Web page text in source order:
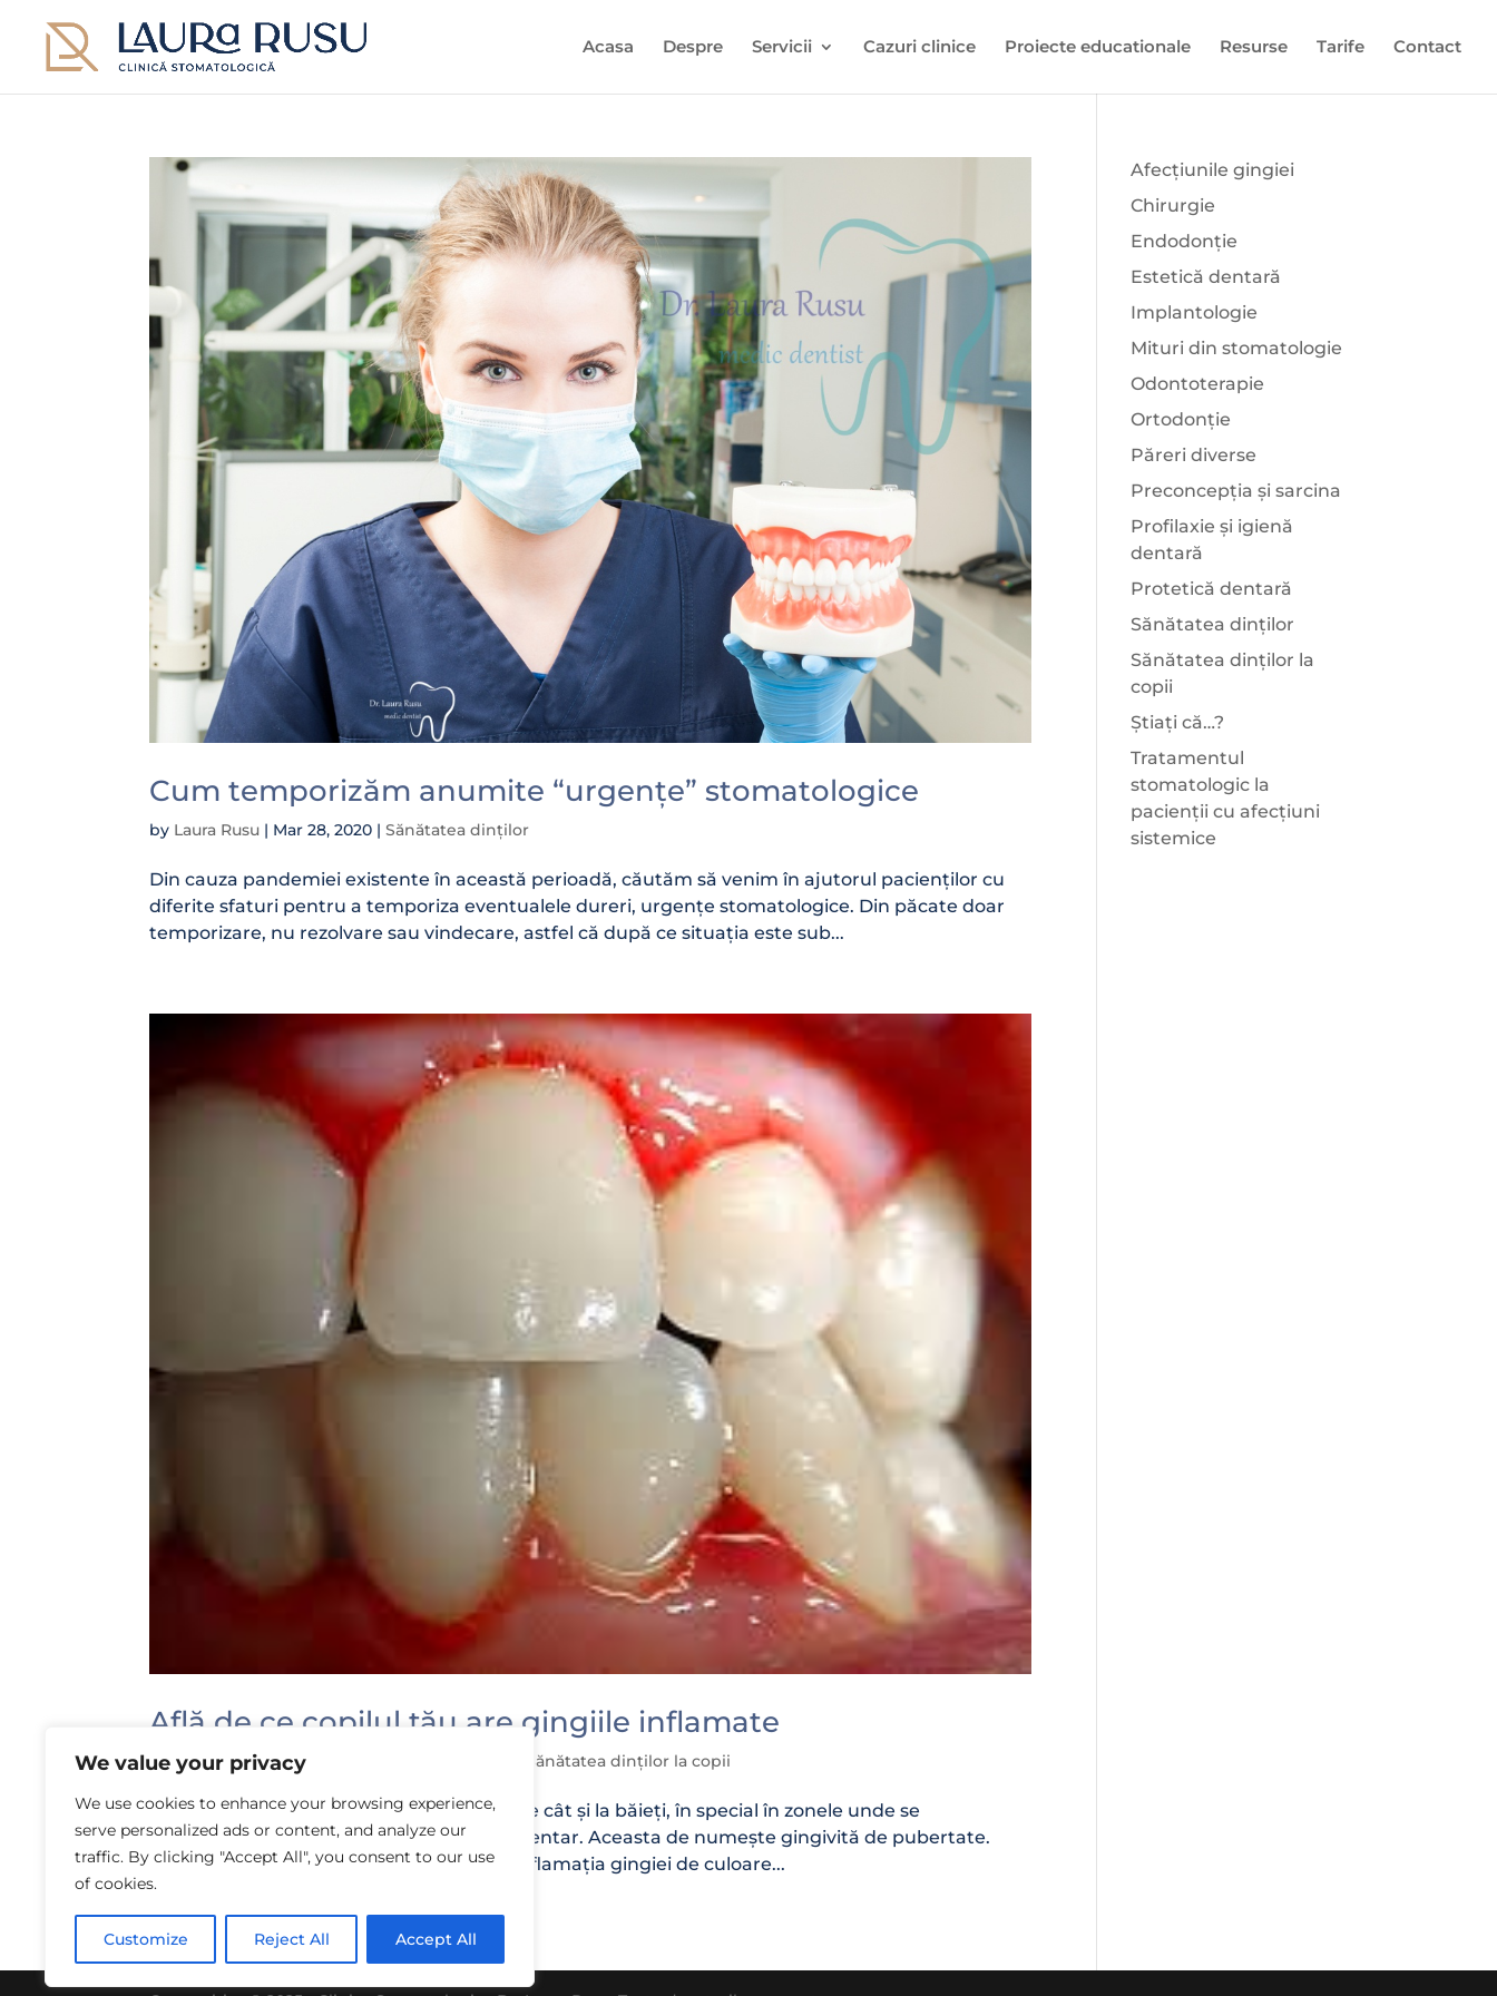
We value your privacy
We use cookies to enhance your browsing experience,
serve personalized ads or content, and analyze our
traffic. By clicking "Accept All", you consent to our use
of cookies.
Customize Reject All Accept All
Acasa Despre Servicii Cazuri clinice Proiecte educationale Resurse Tarife Contact
Cum temporizăm anumite “urgențe” stomatologice
by Laura Rusu | Mar 28, 2020 |Sănătatea dinților
Din cauza pandemiei existente în această perioadă, căutăm să venim în ajutorul pacienților cu
diferite sfaturi pentru a temporiza eventualele dureri, urgențe stomatologice. Din păcate doar
temporizare, nu rezolvare sau vindecare, astfel că după ce situația este sub...
Află de ce copilul tău are gingiile inflamate
by Laura Rusu|Jul 16, 2015 Sănătatea dinților la copii
Gingivita la copii poate să apară atât la fete cât și la băieți, în special în zonele unde se
concentrează placa bacteriană și tartrul dentar. Aceasta de numește gingivită de pubertate.
Simptomatologia se caracterizează prin inflamația gingiei de culoare...
Afecțiunile gingiei
Chirurgie
Endodonție
Estetică dentară
Implantologie
Mituri din stomatologie
Odontoterapie
Ortodonție
Păreri diverse
Preconcepția și sarcina
Profilaxie și igienă
dentară
Protetică dentară
Sănătatea dinților
Sănătatea dinților la
copii
Știați că…?
Tratamentul
stomatologic la
pacienții cu afecțiuni
sistemice